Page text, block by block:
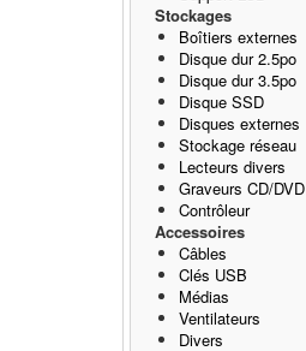
Stockages
Boîtiers externes
Disque dur 2.5po
Disque dur 3.5po
Disque SSD
Disques externes
Stockage réseau
Lecteurs divers
Graveurs CD/DVD
Contrôleur
Accessoires
Câbles
Clés USB
Médias
Ventilateurs
Divers